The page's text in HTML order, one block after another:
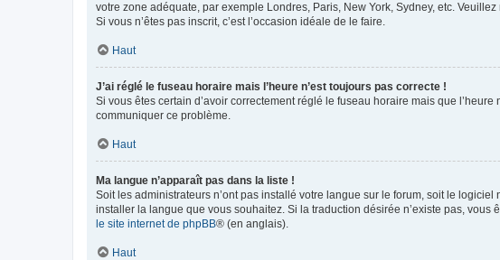
votre zone adéquate, par exemple Londres, Paris, New York, Sydney, etc.
Si vous n’êtes pas inscrit, c’est l’occasion idéale de le faire.
Haut
J’ai réglé le fuseau horaire mais l’heure n’est toujours pas correcte !
Si vous êtes certain d’avoir correctement réglé le fuseau horaire mais que
communiquer ce problème.
Haut
Ma langue n’apparaît pas dans la liste !
Soit les administrateurs n’ont pas installé votre langue sur le forum, soit le
installer la langue que vous souhaitez. Si la traduction désirée n’existe pas,
le site internet de phpBB® (en anglais).
Haut